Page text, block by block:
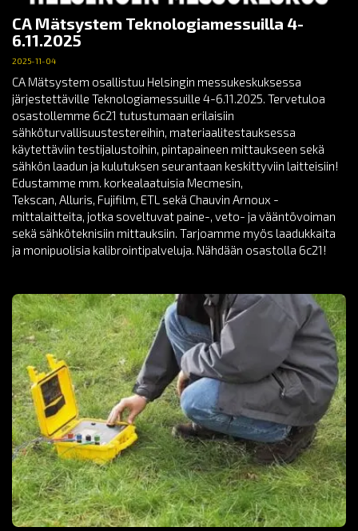
CA Mätsystem Teknologiamessuilla 4-
6.11.2025
2025-11-04
CA Mätsystem osallistuu Helsingin messukeskuksessa
järjestettäville Teknologiamessuille 4-6.11.2025. Tervetuloa
osastollemme 6c21 tutustumaan erilaisiin
sähköturvallisuustestereihin, materiaalitestauksessa
käytettäviin testijalustoihin, pintapaineen mittaukseen sekä
sähkön laadun ja kulutuksen seurantaan keskittyviin laitteisiin!
Edustamme mm. korkealaatuisia Mecmesin,
Tekscan, Alluris, Fujifilm, ETL sekä Chauvin Arnoux -
mittalaitteita, jotka soveltuvat paine-, veto- ja vääntövoiman
sekä sähköteknisiin mittauksiin. Tarjoamme myös laadukkaita
ja monipuolisia kalibrointipalveluja. Nähdään osastolla 6c21!